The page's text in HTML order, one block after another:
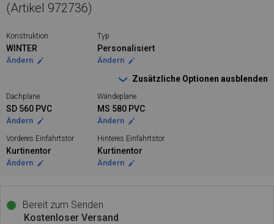
(Artikel 972736)
Konstruktion
WINTER
Ändern
Typ
Personalisiert
Ändern
Zusätzliche Optionen ausblenden
Dachplane
SD 560 PVC
Ändern
Wändeplane
MS 580 PVC
Ändern
Vorderes Einfahrtstor
Kurtinentor
Ändern
Hinteres Einfahrtstor
Kurtinentor
Ändern
Bereit zum Senden
Kostenloser Versand